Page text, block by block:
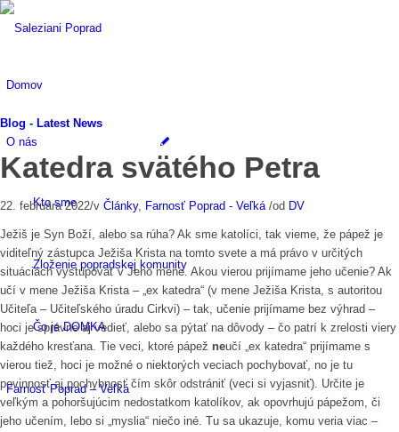
Domov
O nás
Kto sme
Zloženie popradskej komunity
Čo je DOMKA
Farnosť Poprad – Veľká
Blog - Latest News
Katedra svätého Petra
22. februára 2022/v Články, Farnosť Poprad - Veľká /od DV
Ježiš je Syn Boží, alebo sa rúha? Ak sme katolíci, tak vieme, že pápež je
viditeľný zástupca Ježiša Krista na tomto svete a má právo v určitých
situáciách vystupovať v Jeho mene. Akou vierou prijímame jeho učenie? Ak
učí v mene Ježiša Krista – „ex katedra“ (v mene Ježiša Krista, s autoritou
Učiteľa – Učiteľského úradu Cirkvi) – tak, učenie prijímame bez výhrad –
hoci je správne aj vedieť, alebo sa pýtať na dôvody – čo patrí k zrelosti viery
každého kresťana. Tie veci, ktoré pápež neučí „ex katedra“ prijímame s
vierou tiež, hoci je možné o niektorých veciach pochybovať, no je tu
povinnosť aj pochybnosť čím skôr odstrániť (veci si vyjasniť). Určite je
veľkým a pohoršujúcim nedostatkom katolíkov, ak opovrhujú pápežom, či
jeho učením, lebo si „myslia“ niečo iné. Tu sa ukazuje, komu veria viac –